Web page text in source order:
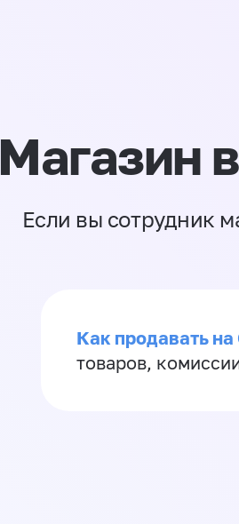
Магазин
Если вы сотрудник
Как продавать
товаров,